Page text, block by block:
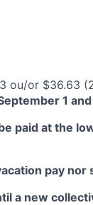
ou/or $36.63
1
paid at the
pay nor
a new